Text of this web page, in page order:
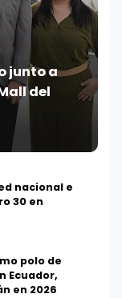
junto a
del
nacional e
30 en
polo de
Ecuador,
en 2026